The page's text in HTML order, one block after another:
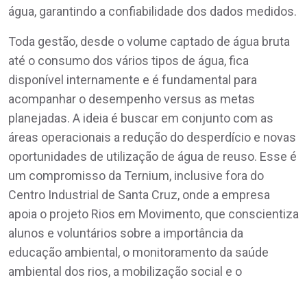
água, garantindo a confiabilidade dos dados medidos.
Toda gestão, desde o volume captado de água bruta
até o consumo dos vários tipos de água, fica
disponível internamente e é fundamental para
acompanhar o desempenho versus as metas
planejadas. A ideia é buscar em conjunto com as
áreas operacionais a redução do desperdício e novas
oportunidades de utilização de água de reuso. Esse é
um compromisso da Ternium, inclusive fora do
Centro Industrial de Santa Cruz, onde a empresa
apoia o projeto Rios em Movimento, que conscientiza
alunos e voluntários sobre a importância da
educação ambiental, o monitoramento da saúde
ambiental dos rios, a mobilização social e o